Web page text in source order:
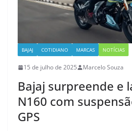
BAJAJ COTIDIANO MARCAS NOTÍCIAS
15 de julho de 2025 Marcelo Souza
Bajaj surpreende e
N160 com
GPS